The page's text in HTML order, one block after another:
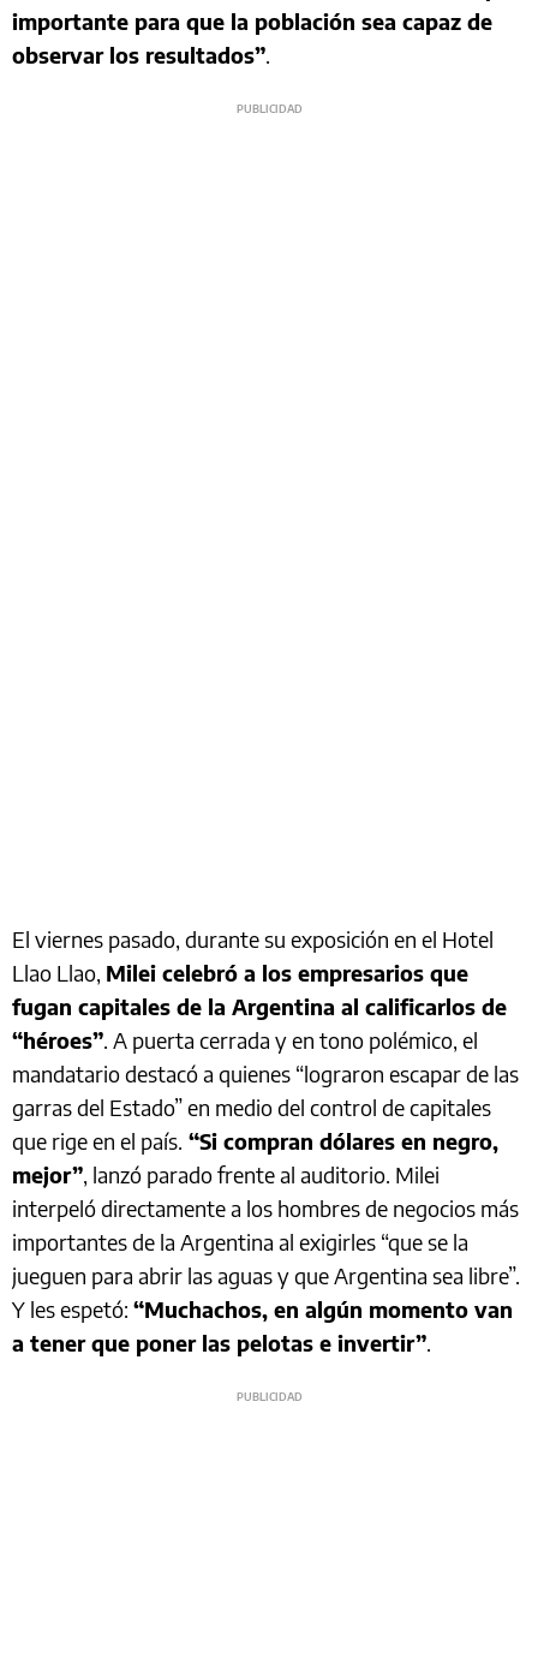
importante para que la población sea capaz de
observar los resultados”.
El viernes pasado, durante su exposición en el Hotel
Llao Llao, Milei celebró a los empresarios que
fugan capitales de la Argentina al calificarlos de
“héroes”. A puerta cerrada y en tono polémico, el
mandatario destacó a quienes “lograron escapar de las
garras del Estado” en medio del control de capitales
que rige en el país. “Si compran dólares en negro,
mejor”, lanzó parado frente al auditorio. Milei
interpeló directamente a los hombres de negocios más
importantes de la Argentina al exigirles “que se la
jueguen para abrir las aguas y que Argentina sea libre”.
Y les espetó: “Muchachos, en algún momento van
a tener que poner las pelotas e invertir”.